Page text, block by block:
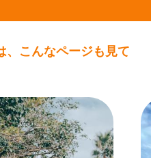
、こんなページも見て